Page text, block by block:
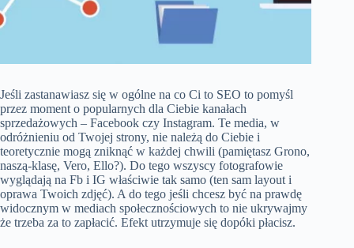
Jeśli zastanawiasz się w ogólne na co Ci to SEO to pomyśl
przez moment o popularnych dla Ciebie kanałach
sprzedażowych – Facebook czy Instagram. Te media, w
odróżnieniu od Twojej strony, nie należą do Ciebie i
teoretycznie mogą zniknąć w każdej chwili (pamiętasz Grono,
naszą-klasę, Vero, Ello?). Do tego wszyscy fotografowie
wyglądają na Fb i IG właściwie tak samo (ten sam layout i
oprawa Twoich zdjęć). A do tego jeśli chcesz być na prawdę
widocznym w mediach społecznościowych to nie ukrywajmy
że trzeba za to zapłacić. Efekt utrzymuje się dopóki płacisz.